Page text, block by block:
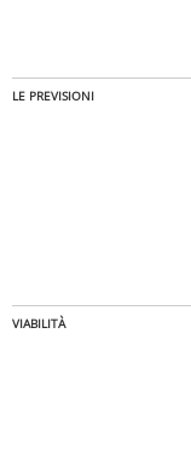
LE PREVISIONI
VIABILITÀ